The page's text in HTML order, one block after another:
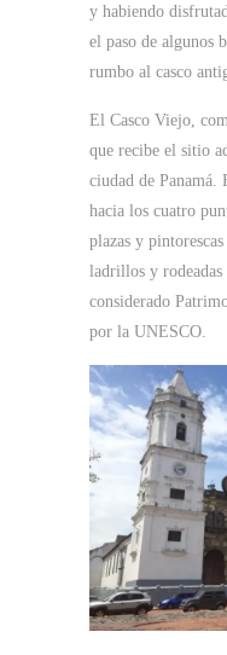
y habiendo
el paso de algunos
rumbo al casco
El Casco Viejo,
que recibe el sitio
ciudad de Panamá.
hacia los cuatro
plazas y
ladrillos y
considerado
por la UNESCO.